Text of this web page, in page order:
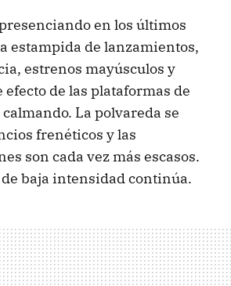
en los últimos
estampida de lanzamientos,
estrenos mayúsculos y
efecto de las plataformas de
calmando. La polvareda se
frenéticos y las
son cada vez más escasos.
de baja intensidad continúa.